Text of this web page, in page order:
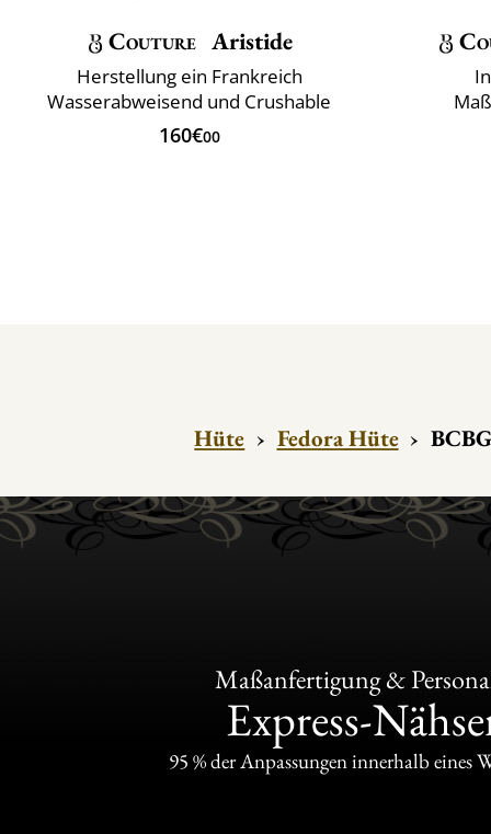
Couture Aristide
Herstellung ein Frankreich
Wasserabweisend und Crushable
160€00
Hüte › Fedora Hüte ›
Maßanfertigung &
Express-
95 % der Anpassungen innerhalb eines